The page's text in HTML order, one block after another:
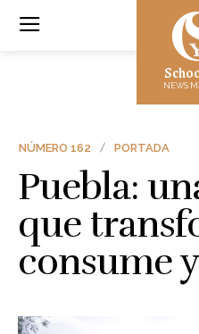
NEWS
NÚMERO 162 PORTADA
Puebla:
que
consume